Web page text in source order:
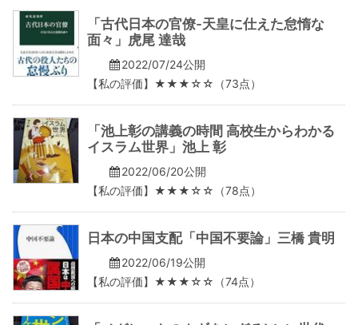
「古代日本の官僚-天皇に仕えた怠惰な
面々」虎尾 達哉
2022/07/24公開
【私の評価】★★★☆☆（73点）
「池上彰の講義の時間 高校生からわかる
イスラム世界」池上 彰
2022/06/20公開
【私の評価】★★★☆☆（78点）
日本の中国支配「中国不要論」三橋 貴明
2022/06/19公開
【私の評価】★★★☆☆（74点）